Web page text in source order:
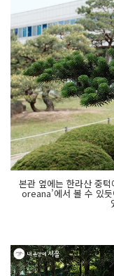
본관 옆에는 한라산 중
oreana’에서 볼 수 있